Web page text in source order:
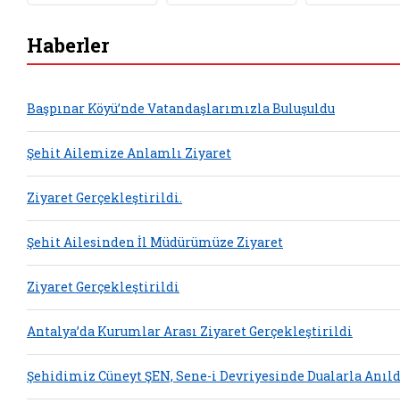
Haberler
Başpınar Köyü’nde Vatandaşlarımızla Buluşuldu
Şehit Ailemize Anlamlı Ziyaret
Ziyaret Gerçekleştirildi.
Şehit Ailesinden İl Müdürümüze Ziyaret
Ziyaret Gerçekleştirildi
Antalya’da Kurumlar Arası Ziyaret Gerçekleştirildi
Şehidimiz Cüneyt ŞEN, Sene-i Devriyesinde Dualarla